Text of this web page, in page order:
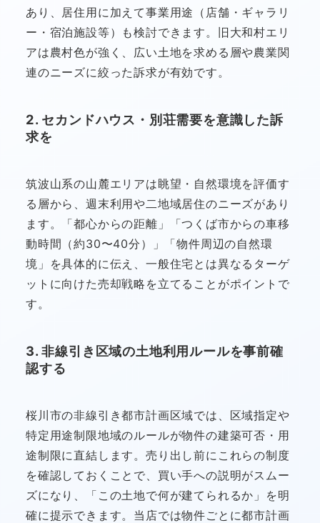
あり、居住用に加えて事業用途（店舗・ギャラリ
ー・宿泊施設等）も検討できます。旧大和村エリ
アは農村色が強く、広い土地を求める層や農業関
連のニーズに絞った訴求が有効です。
2. セカンドハウス・別荘需要を意識した訴
求を
筑波山系の山麓エリアは眺望・自然環境を評価す
る層から、週末利用や二地域居住のニーズがあり
ます。「都心からの距離」「つくば市からの車移
動時間（約30〜40分）」「物件周辺の自然環
境」を具体的に伝え、一般住宅とは異なるターゲ
ットに向けた売却戦略を立てることがポイントで
す。
3. 非線引き区域の土地利用ルールを事前確
認する
桜川市の非線引き都市計画区域では、区域指定や
特定用途制限地域のルールが物件の建築可否・用
途制限に直結します。売り出し前にこれらの制度
を確認しておくことで、買い手への説明がスムー
ズになり、「この土地で何が建てられるか」を明
確に提示できます。当店では物件ごとに都市計画